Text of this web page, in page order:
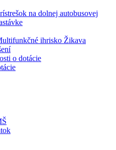
na dolnej autobusovej
ihrisko Žikava
o dotácie